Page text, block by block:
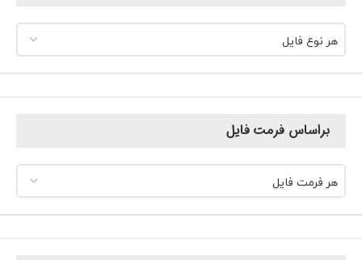
هر نوع فایل
براساس فرمت فایل
هر فرمت فایل